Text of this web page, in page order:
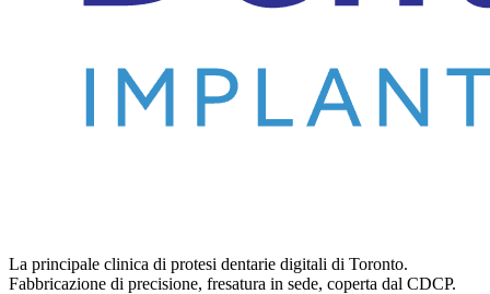
La principale clinica di protesi dentarie digitali di Toronto.
Fabbricazione di precisione, fresatura in sede, coperta dal CDCP.